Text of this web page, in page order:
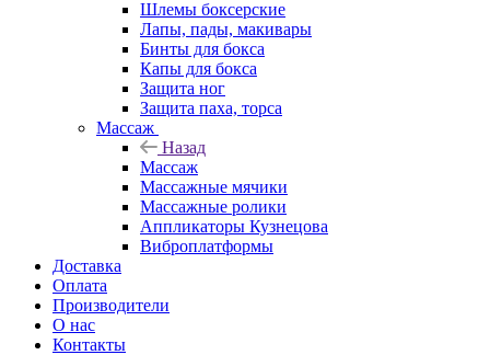
Шлемы боксерские
Лапы, пады, макивары
Бинты для бокса
Капы для бокса
Защита ног
Защита паха, торса
Массаж
Назад
Массаж
Массажные мячики
Массажные ролики
Аппликаторы Кузнецова
Виброплатформы
Доставка
Оплата
Производители
О нас
Контакты